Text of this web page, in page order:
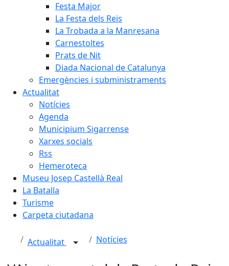
Festa Major
La Festa dels Reis
La Trobada a la Manresana
Carnestoltes
Prats de Nit
Diada Nacional de Catalunya
Emergències i subministraments
Actualitat
Notícies
Agenda
Municipium Sigarrense
Xarxes socials
Rss
Hemeroteca
Museu Josep Castellà Real
La Batalla
Turisme
Carpeta ciutadana
Actualitat Notícies